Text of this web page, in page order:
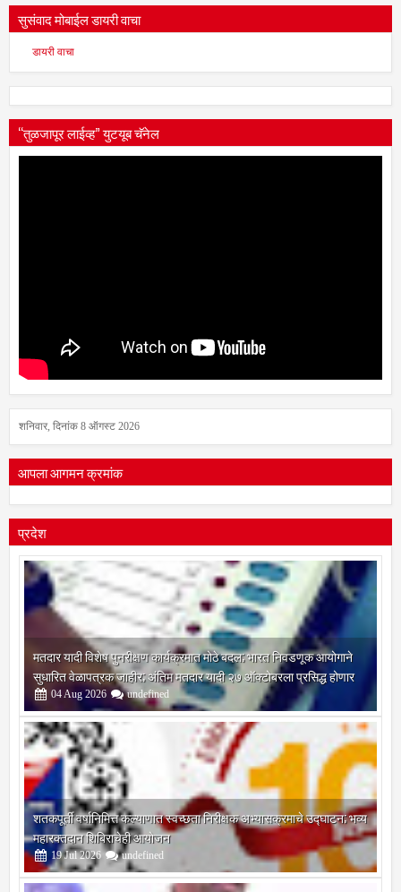
सुसंवाद मोबाईल डायरी वाचा
“तुळजापूर लाईव्ह” युटयूब चॅनेल
आपला आगमन क्रमांक
प्रदेश
मतदार यादी विशेष पुनरीक्षण कार्यक्रमात मोठे बदल; भारत निवडणूक आयोगाने
सुधारित वेळापत्रक जाहीर; अंतिम मतदार यादी २७ ऑक्टोबरला प्रसिद्ध होणार
04Aug 2026 undefined
शतकपूर्ती वर्षानिमित्त कल्याणात स्वच्छता निरीक्षक अभ्यासक्रमाचे उद्घाटन; भव्य
महारक्तदान शिबिराचेही आयोजन
19 Jul 2026 undefined